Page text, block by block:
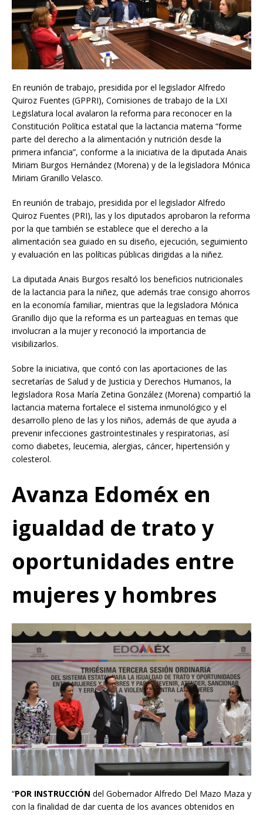
En reunión de trabajo, presidida por el legislador Alfredo
Quiroz Fuentes (GPPRI), Comisiones de trabajo de la LXI
Legislatura local avalaron la reforma para reconocer en la
Constitución Política estatal que la lactancia materna “forme
parte del derecho a la alimentación y nutrición desde la
primera infancia”, conforme a la iniciativa de la diputada Anais
Miriam Burgos Hernández (Morena) y de la legisladora Mónica
Miriam Granillo Velasco.
En reunión de trabajo, presidida por el legislador Alfredo
Quiroz Fuentes (PRI), las y los diputados aprobaron la reforma
por la que también se establece que el derecho a la
alimentación sea guiado en su diseño, ejecución, seguimiento
y evaluación en las políticas públicas dirigidas a la niñez.
La diputada Anais Burgos resaltó los beneficios nutricionales
de la lactancia para la niñez, que además trae consigo ahorros
en la economía familiar, mientras que la legisladora Mónica
Granillo dijo que la reforma es un parteaguas en temas que
involucran a la mujer y reconoció la importancia de
visibilizarlos.
Sobre la iniciativa, que contó con las aportaciones de las
secretarías de Salud y de Justicia y Derechos Humanos, la
legisladora Rosa María Zetina González (Morena) compartió la
lactancia materna fortalece el sistema inmunológico y el
desarrollo pleno de las y los niños, además de que ayuda a
prevenir infecciones gastrointestinales y respiratorias, así
como diabetes, leucemia, alergias, cáncer, hipertensión y
colesterol.
Avanza Edoméx en
igualdad de trato y
oportunidades entre
mujeres y hombres
“POR INSTRUCCIÓN del Gobernador Alfredo Del Mazo Maza y
con la finalidad de dar cuenta de los avances obtenidos en